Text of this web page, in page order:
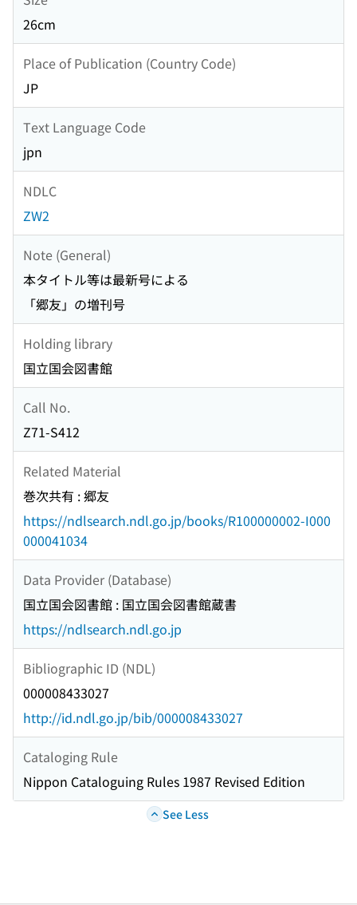
26cm
Place of Publication (Country Code)
JP
Text Language Code
jpn
NDLC
ZW2
Note (General)
本タイトル等は最新号による
「郷友」の増刊号
Holding library
国立国会図書館
Call No.
Z71-S412
Related Material
巻次共有 : 郷友
https://ndlsearch.ndl.go.jp/books/R100000002-I000
000041034
Data Provider (Database)
国立国会図書館 : 国立国会図書館蔵書
https://ndlsearch.ndl.go.jp
Bibliographic ID (NDL)
000008433027
http://id.ndl.go.jp/bib/000008433027
Cataloging Rule
Nippon Cataloguing Rules 1987 Revised Edition
See Less